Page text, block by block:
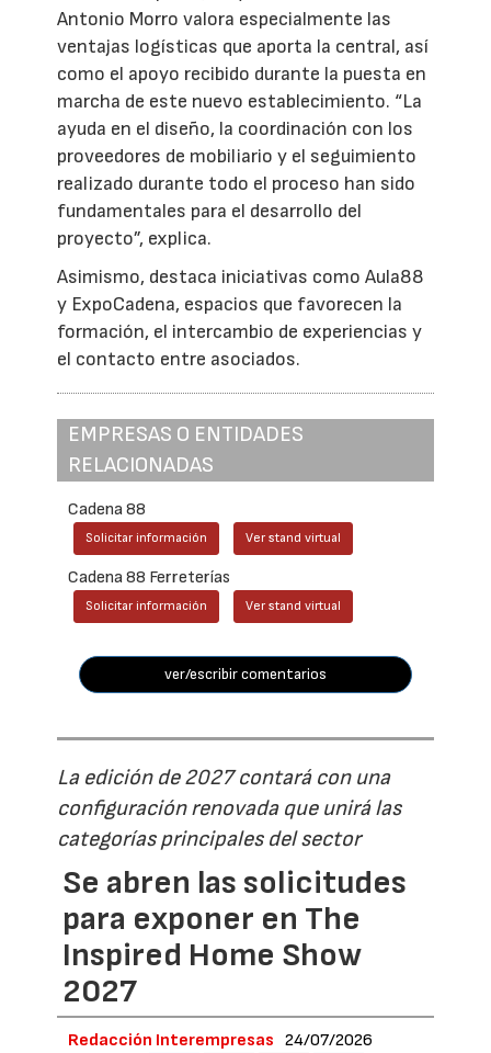
Antonio Morro valora especialmente las
ventajas logísticas que aporta la central, así
como el apoyo recibido durante la puesta en
marcha de este nuevo establecimiento. “La
ayuda en el diseño, la coordinación con los
proveedores de mobiliario y el seguimiento
realizado durante todo el proceso han sido
fundamentales para el desarrollo del
proyecto”, explica.
Asimismo, destaca iniciativas como Aula88
y ExpoCadena, espacios que favorecen la
formación, el intercambio de experiencias y
el contacto entre asociados.
EMPRESAS O ENTIDADES
RELACIONADAS
Cadena 88
Solicitar información Ver stand virtual
Cadena 88 Ferreterías
Solicitar información Ver stand virtual
ver/escribir comentarios
La edición de 2027 contará con una
configuración renovada que unirá las
categorías principales del sector
Se abren las solicitudes
para exponer en The
Inspired Home Show
2027
Redacción Interempresas 24/07/2026